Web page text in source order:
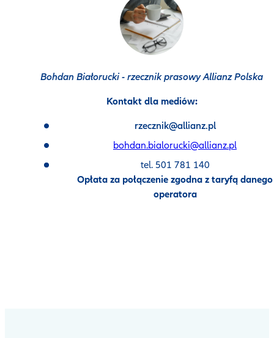
Bohdan Białorucki - rzecznik prasowy Allianz Polska
Kontakt dla mediów:
rzecznik@allianz.pl
bohdan.bialorucki@allianz.pl
tel. 501 781 140
Opłata za połączenie zgodna z taryfą danego
operatora